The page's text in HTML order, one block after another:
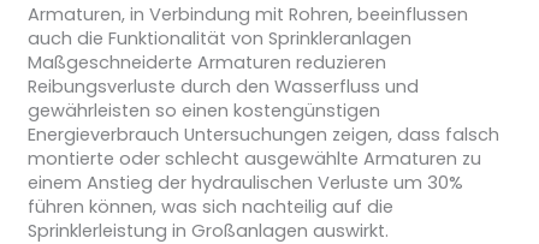
Armaturen, in Verbindung mit Rohren, beeinflussen
auch die Funktionalität von Sprinkleranlagen
Maßgeschneiderte Armaturen reduzieren
Reibungsverluste durch den Wasserfluss und
gewährleisten so einen kostengünstigen
Energieverbrauch Untersuchungen zeigen, dass falsch
montierte oder schlecht ausgewählte Armaturen zu
einem Anstieg der hydraulischen Verluste um 30%
führen können, was sich nachteilig auf die
Sprinklerleistung in Großanlagen auswirkt.